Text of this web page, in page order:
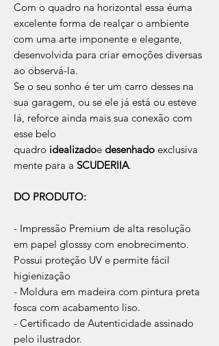
Com o quadro na horizontal essa éuma
excelente forma de realçar o ambiente
com uma arte imponente e elegante,
desenvolvida para criar emoções diversas
ao observá-la.
Se o seu sonho é ter um carro desses na
sua garagem, ou se ele já está ou esteve
lá, reforce ainda mais sua conexão com
esse belo
quadro idealizadoe desenhado exclusiva
mente para a SCUDERIIA.
DO PRODUTO:
- Impressão Premium de alta resolução
em papel glosssy com enobrecimento.
Possui proteção UV e permite fácil
higienização
- Moldura em madeira com pintura preta
fosca com acabamento liso.
- Certificado de Autenticidade assinado
pelo ilustrador.